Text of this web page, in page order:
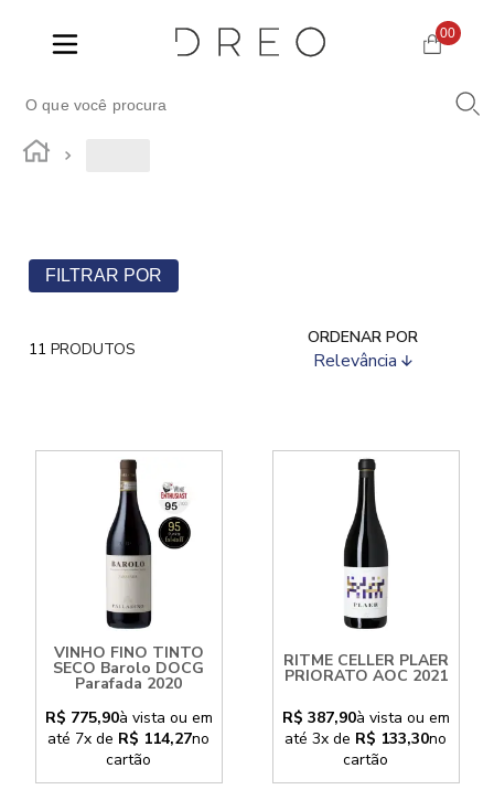
00
FILTRAR POR
11 PRODUTOS
ORDENAR POR
Relevância
VINHO FINO TINTO
SECO Barolo DOCG
Parafada 2020
R$ 775,90à vista ou em
até 7x de R$ 114,27no
cartão
RITME CELLER PLAER
PRIORATO AOC 2021
R$ 387,90à vista ou em
até3x de R$ 133,30no
cartão